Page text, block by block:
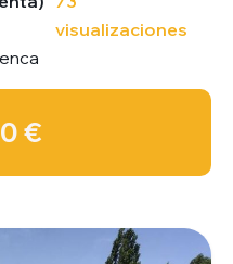
visualizaciones
€